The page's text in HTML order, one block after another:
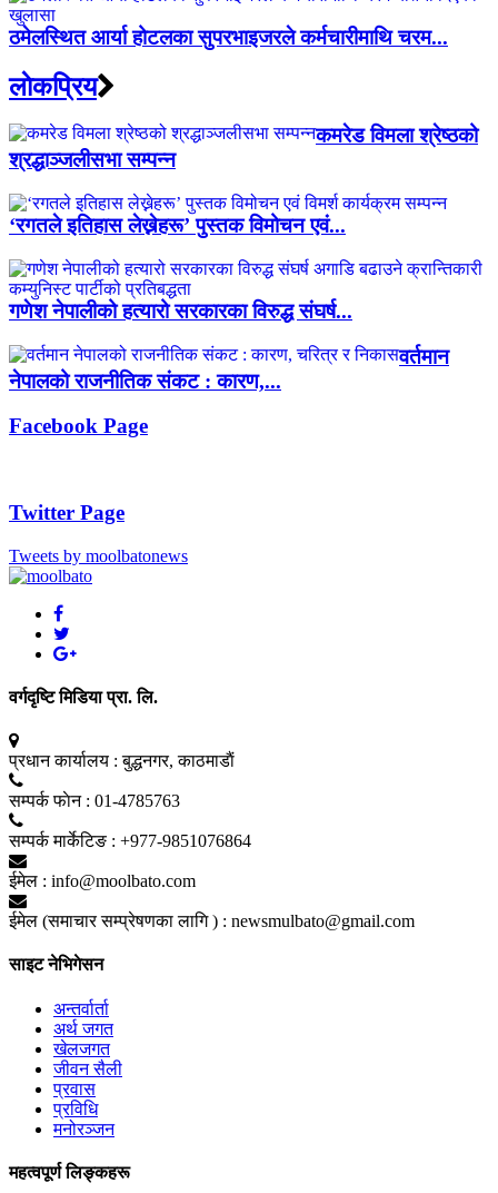
ठमेलस्थित आर्या होटलका सुपरभाइजरले कर्मचारीमाथि चरम...
लाेकप्रिय
कमरेड विमला श्रेष्ठको
श्रद्धाञ्जलीसभा सम्पन्न
‘रगतले इतिहास लेख्नेहरू’ पुस्तक विमोचन एवं...
गणेश नेपालीको हत्यारो सरकारका विरुद्ध संघर्ष...
वर्तमान
नेपालको राजनीतिक संकट : कारण,...
Facebook Page
Twitter Page
Tweets by moolbatonews
वर्गदृष्टि मिडिया प्रा. लि.
प्रधान कार्यालय : बुद्धनगर, काठमाडाैं
सम्पर्क फाेन : 01-4785763
सम्पर्क मार्केटिङ : +977-9851076864
ईमेल : info@moolbato.com
ईमेल (समाचार सम्प्रेषणका लागि ) : newsmulbato@gmail.com
साइट नेभिगेसन
अन्तर्वार्ता
अर्थ जगत
खेलजगत
जीवन सैली
प्रवास
प्रविधि
मनोरञ्जन
महत्वपूर्ण लिङ्कहरू